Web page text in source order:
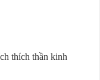
thích thần kinh